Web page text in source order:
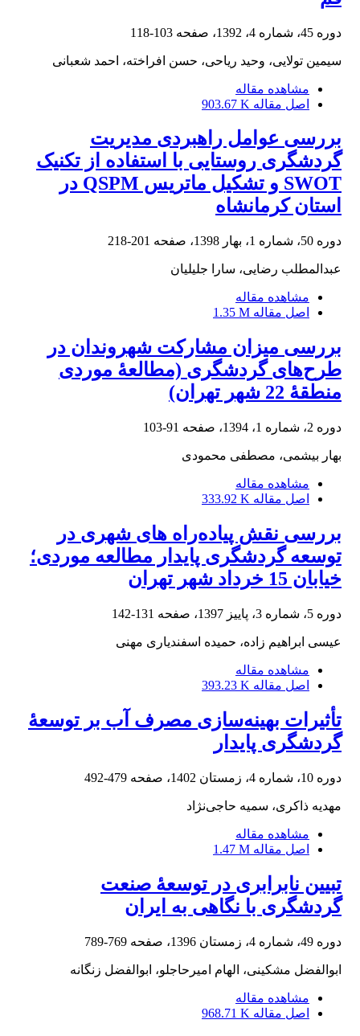
دوره 45، شماره 4، 1392، صفحه 103-118
سیمین تولایی، وحید ریاحی، حسن افراخته، احمد شعبانی
مشاهده مقاله
اصل مقاله 903.67 K
بررسی عوامل راهبردی مدیریت
گردشگری روستایی با استفاده از تکنیک
SWOT و تشکیل ماتریس QSPM در
استان کرمانشاه
دوره 50، شماره 1، بهار 1398، صفحه 201-218
عبدالمطلب رضایی، سارا جلیلیان
مشاهده مقاله
اصل مقاله 1.35 M
بررسی میزان مشارکت شهروندان در
طرح‌های گردشگری (مطالعۀ موردی
منطقۀ 22 شهر تهران)
دوره 2، شماره 1، 1394، صفحه 91-103
بهار بیشمی، مصطفی محمودی
مشاهده مقاله
اصل مقاله 333.92 K
بررسی نقش پیاده‌را‌ه های شهری‌ در
توسعه گردشگری پایدار مطالعه موردی؛
خیابان 15 خرداد شهر تهران
دوره 5، شماره 3، پاییز 1397، صفحه 131-142
عیسی ابراهیم زاده، حمیده اسفندیاری مهنی
مشاهده مقاله
اصل مقاله 393.23 K
تأثیرات بهینه‌‌‌‌سازی مصرف آب بر توسعۀ
گردشگری پایدار
دوره 10، شماره 4، زمستان 1402، صفحه 479-492
مهدیه ذاکری، سمیه حاجی‌نژاد
مشاهده مقاله
اصل مقاله 1.47 M
تبیین نابرابری در توسعۀ صنعت
گردشگری با نگاهی به ایران
دوره 49، شماره 4، زمستان 1396، صفحه 769-789
ابوالفضل مشکینی، الهام امیرحاجلو، ابوالفضل زنگانه
مشاهده مقاله
اصل مقاله 968.71 K